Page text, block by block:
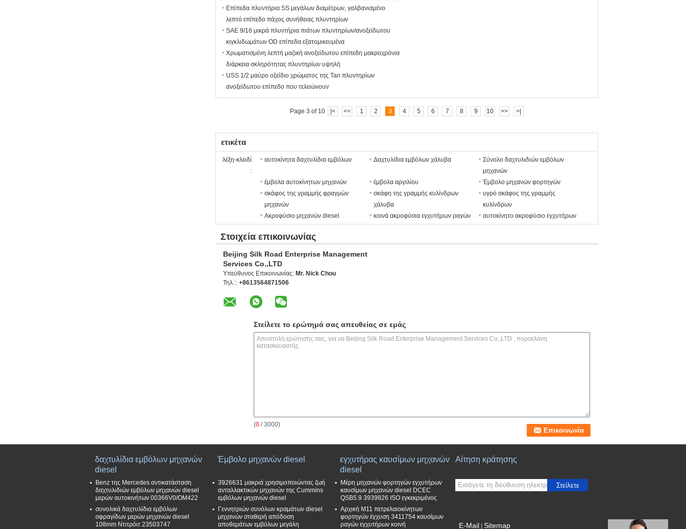
Επίπεδα πλυντήρια SS μεγάλων διαμέτρων, γαλβανισμένο
λεπτό επίπεδο πάχος συνήθειας πλυντηρίων
SAE 9/16 μικρά πλυντήρια πιάτων πλυντηρίων/ανοξείδωτου
κιγκλιδωμάτων OD επίπεδα εξατομικευμένα
Χρωματισμένη λεπτή μαζική ανοξείδωτου επίπεδη μακροχρόνια
διάρκεια σκληρότητας πλυντηρίων υψηλή
USS 1/2 μαύρο οξείδιο χρώματος της Tan πλυντηρίων
ανοξείδωτου επίπεδο που τελειώνουν
Page 3 of 10 |< << 1 2 3 4 5 6 7 8 9 10 >> >|
ετικέτα
λέξη-κλειδί
:
αυτοκίνητα δαχτυλίδια εμβόλων Δαχτυλίδια εμβόλων χάλυβα
Σύνολο δαχτυλιδιών εμβόλων
μηχανών
έμβολα αυτοκίνητων μηχανών
έμβολα αργιλίου
Έμβολο μηχανών φορτηγών
σκάφος της γραμμής φραγμών
μηχανών
σκάφη της γραμμής κυλίνδρων
χάλυβα
υγρό σκάφος της γραμμής
κυλίνδρων
Ακροφύσιο μηχανών diesel
κοινά ακροφύσια εγχυτήρων ραγών αυτοκίνητο ακροφύσιο εγχυτήρων
Στοιχεία επικοινωνίας
Beijing Silk Road Enterprise Management
Services Co.,LTD
Υπεύθυνος Επικοινωνίας: Mr. Nick Chou
Τηλ.:: +8613564871506
Στείλετε το ερώτημά σας απευθείας σε εμάς
(0 / 3000)
δαχτυλίδια εμβόλων μηχανών
diesel
Benz της Mercedes αντικατάσταση
δαχτυλιδιών εμβόλων μηχανών diesel
μερών αυτοκινήτων 00366V0/OM422
συνολικά δαχτυλίδια εμβόλων
σφραγίδων μερών μηχανών diesel
108mm Ντιτρόιτ 23503747
Έμβολο μηχανών diesel
3926631 μακριά χρησιμοποιώντας ζωή
ανταλλακτικών μηχανών της Cummins
εμβόλων μηχανών diesel
Γεννητριών συνόλων κραμάτων diesel
μηχανών σταθερή απόδοση
αποθεμάτων εμβόλων μεγάλη
εγχυτήρας καυσίμων μηχανών
diesel
Μέρη μηχανών φορτηγών εγχυτήρων
καυσίμων μηχανών diesel DCEC
QSB5.9 3939826 ISO εγκεκριμένος
Αρχική M11 πετρελαιοκίνητων
φορτηγών έγχυση 3411754 καυσίμων
ραγών εγχυτήρων κοινή
Αίτηση κράτησης
Στείλετε
E-Mail Sitemap